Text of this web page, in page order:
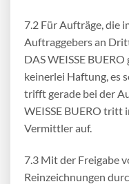
7.2 Für Aufträge, die
Auftraggebers an
DAS WEISSE
keinerlei Haftung, es
trifft gerade bei der
WEISSE BUERO tritt
Vermittler auf.
7.3 Mit der Freigabe
Reinzeichnungen